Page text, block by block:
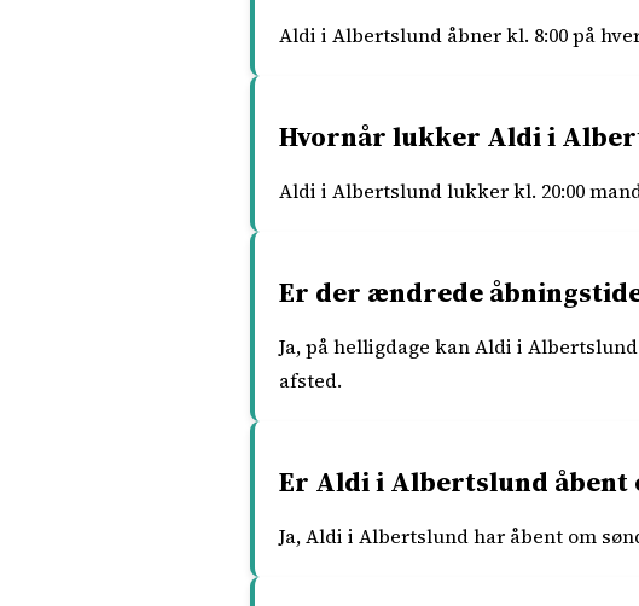
Aldi i Albertslund åbner kl. 8:00 på
Hvornår lukker Aldi i
Aldi i Albertslund lukker kl. 20:00
Er der ændrede
Ja, på helligdage kan Aldi i
afsted.
Er Aldi i Albertslund åbent
Ja, Aldi i Albertslund har åbent om